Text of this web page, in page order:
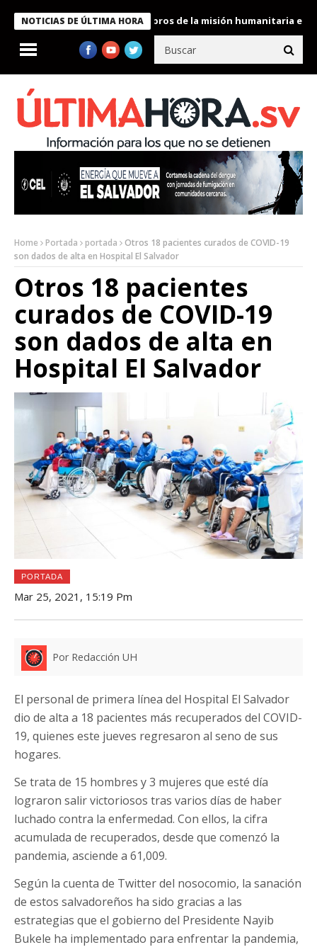
NOTICIAS DE ÚLTIMA HORA
Bukele condecora a miembros de la misión humanitaria enviada
Home Portada portada
Otros 18 pacientes curados de COVID-19
son dados de alta en Hospital El Salvador
Otros 18 pacientes
curados de COVID-19
son dados de alta en
Hospital El Salvador
PORTADA
Mar 25, 2021, 15:19 Pm
Por Redacción UH
El personal de primera línea del Hospital El Salvador
dio de alta a 18 pacientes más recuperados del COVID-
19, quienes este jueves regresaron al seno de sus
hogares.
Se trata de 15 hombres y 3 mujeres que esté día
lograron salir victoriosos tras varios días de haber
luchado contra la enfermedad. Con ellos, la cifra
acumulada de recuperados, desde que comenzó la
pandemia, asciende a 61,009.
Según la cuenta de Twitter del nosocomio, la sanación
de estos salvadoreños ha sido gracias a las
estrategias que el gobierno del Presidente Nayib
Bukele ha implementado para enfrentar la pandemia,